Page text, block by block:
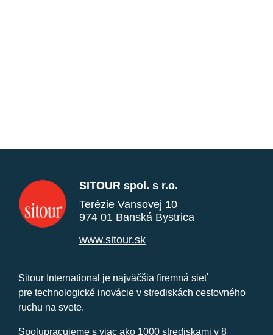
SITOUR spol. s r.o.
Terézie Vansovej 10
974 01 Banská Bystrica
www.sitour.sk
Sitour International je najväčšia firemná sieť
pre technologické inovácie v strediskách cestovného
ruchu na svete.
Spolupracujeme s viac ako 1000 strediskami v 8